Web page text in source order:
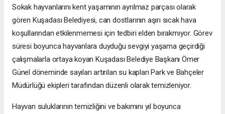
Sokak hayvanlarını kent yaşamının ayrılmaz parçası olarak
gören Kuşadası Belediyesi, can dostlarının aşırı sıcak hava
koşullarından etkilenmemesi için tedbiri elden bırakmıyor. Görev
süresi boyunca hayvanlara duyduğu sevgiyi yaşama geçirdiği
çalışmalarla ortaya koyan Kuşadası Belediye Başkanı Ömer
Günel döneminde sayıları artırılan su kapları Park ve Bahçeler
Müdürlüğü ekipleri tarafından düzenli olarak temizleniyor.
Hayvan suluklarının temizliğini ve bakımını yıl boyunca